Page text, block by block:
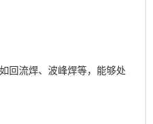
回流焊、波峰焊等，能够处